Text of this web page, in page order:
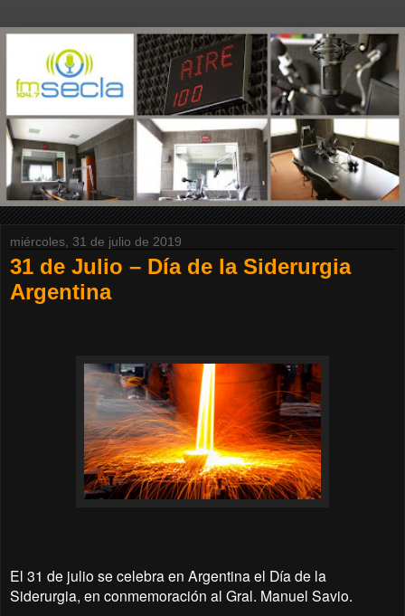
miércoles, 31 de julio de 2019
31 de Julio – Día de la Siderurgia
Argentina
El 31 de julio se celebra en Argentina el Día de la
Siderurgia, en conmemoración al Gral. Manuel Savio.